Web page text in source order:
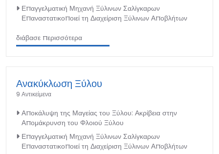
Επαγγελματική Μηχανή Ξύλινων Σαλίγκαρων
Επαναστατικοποιεί τη Διαχείριση Ξύλινων Αποβλήτων
διάβασε περισσότερα
Ανακύκλωση Ξύλου
9 Αντικείμενα
Αποκάλυψη της Μαγείας του Ξύλου: Ακρίβεια στην
Απομάκρυνση του Φλοιού Ξύλου
Επαγγελματική Μηχανή Ξύλινων Σαλίγκαρων
Επαναστατικοποιεί τη Διαχείριση Ξύλινων Αποβλήτων